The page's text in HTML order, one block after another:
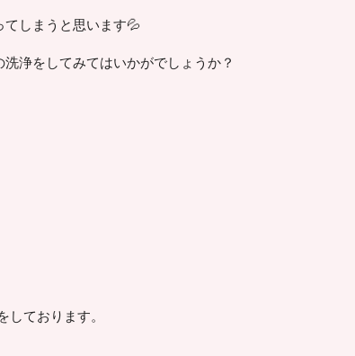
しまうと思います💦
浄をしてみてはいかがでしょうか？
ております。